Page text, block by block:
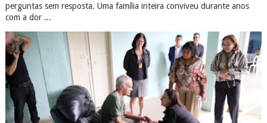
perguntas sem resposta. Uma família inteira conviveu durante anos
com a dor ...